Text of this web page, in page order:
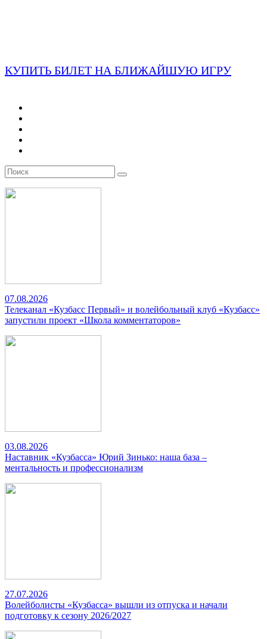
КУПИТЬ БИЛЕТ НА БЛИЖАЙШУЮ ИГРУ
07.08.2026
Телеканал «Кузбасс Первый» и волейбольный клуб «Кузбасс»
запустили проект «Школа комментаторов»
03.08.2026
Наставник «Кузбасса» Юрий Зинько: наша база –
ментальность и профессионализм
27.07.2026
Волейболисты «Кузбасса» вышли из отпуска и начали
подготовку к сезону 2026/2027